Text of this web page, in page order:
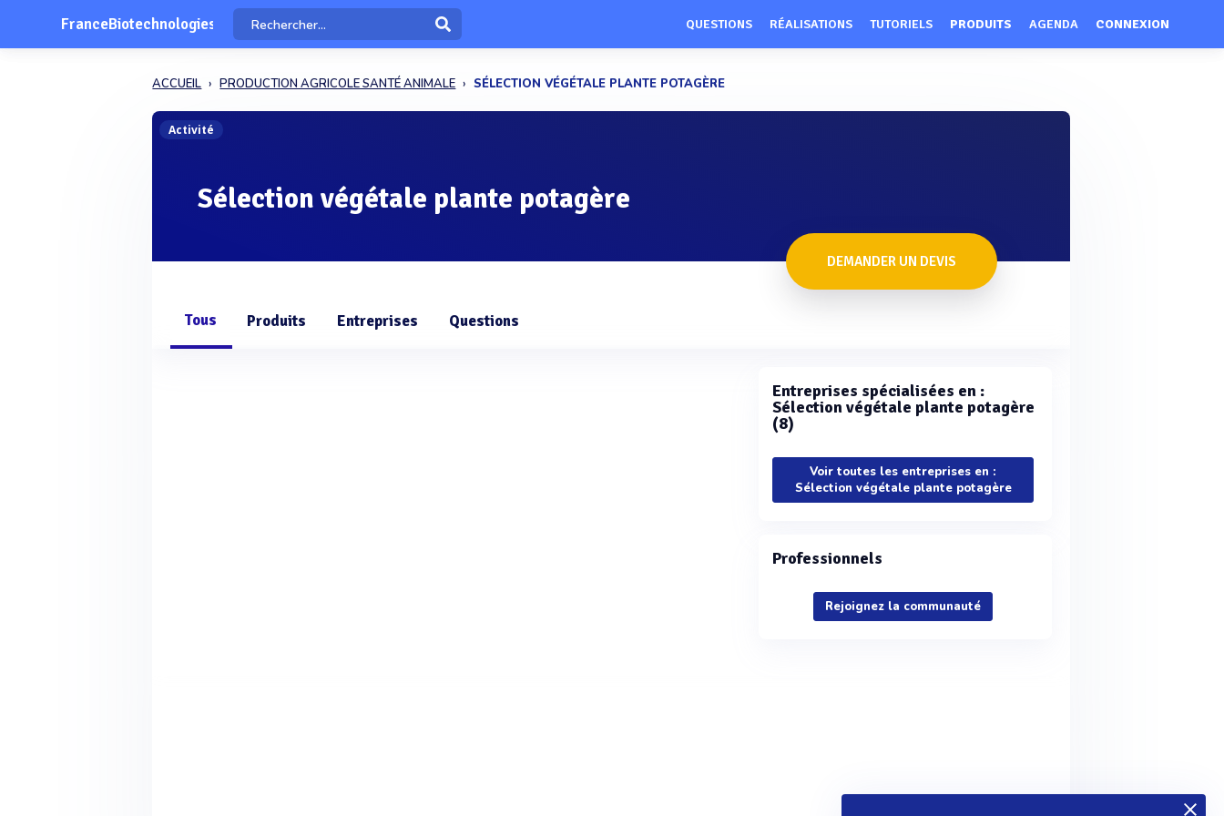
FranceBiotechnologies QUESTIONS RÉALISATIONS TUTORIELS PRODUITS AGENDA CONNEXION
ACCUEIL PRODUCTION AGRICOLE SANTÉ ANIMALE SÉLECTION VÉGÉTALE PLANTE POTAGÈRE
Activité
Sélection végétale plante potagère
DEMANDER UN DEVIS
Tous Produits Entreprises Questions
Entreprises spécialisées en :
Sélection végétale plante potagère
(8)
Voir toutes les entreprises en :
Sélection végétale plante potagère
Professionnels
Rejoignez la communauté